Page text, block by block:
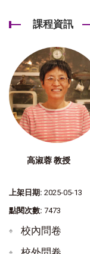
課程資訊
高淑蓉 教授
上架日期: 2025-05-13
點閱次數: 7473
校內問卷